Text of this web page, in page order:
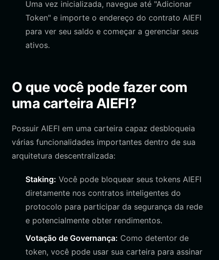
Uma vez inicializada, navegue até "Adicionar
Token" e importe o endereço do contrato AIEFI
para ver seu saldo e começar a gerenciar seus
ativos.
O que você pode fazer com
uma carteira AIEFI?
Possuir AIEFI em uma carteira capaz desbloqueia
várias funcionalidades importantes dentro de sua
arquitetura descentralizada:
Staking: Você pode bloquear seus tokens AIEFI
diretamente nos contratos inteligentes do
protocolo para participar da segurança da rede
e potencialmente obter rendimentos.
Votação de Governança: Como detentor de
token, você pode usar sua carteira para assinar